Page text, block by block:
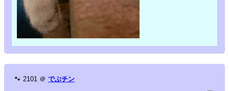
🐾 2101 ＠ でぶチン